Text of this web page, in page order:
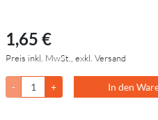
1,65 €
Preis inkl. MwSt., exkl. Versand
- + In den